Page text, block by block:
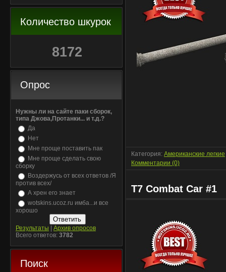
Количество шкурок
8172
Опрос
Нужны ли на сайте паки сборок,
типа Джова,Протанки... и т.д.?
Да
Нет
Мне проще поставить пак
Мне проще сделать свою
сборку
Воздержусь от всех ответов /Я
против всех/
А хрен его знает
wotskins.ucoz.ru имба...и все
хорошо
Результаты
Архив опросов
Всего ответов: 3782
Поиск
Категория: Американские легкие
Комментарии (0)
T7 Combat Car #1